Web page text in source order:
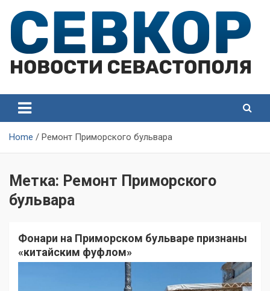
content
Севастополя
Севастополя
Home Ремонт Приморского бульвара
Метка: Ремонт Приморского
бульвара
Фонари на Приморском бульваре признаны
«китайским фуфлом»